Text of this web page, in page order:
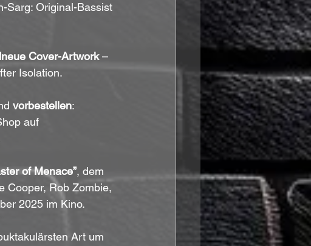
Sarg: Original-Bassist
Cover-Artwork –
Isolation.
vorbestellen:
auf
of Menace”, dem
Cooper, Rob Zombie,
2025 im Kino.
Art um